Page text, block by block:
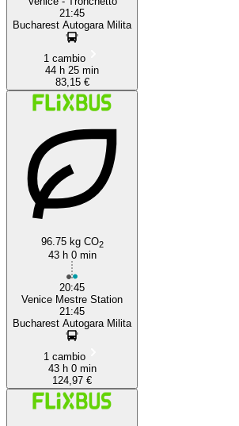
21:45
Bucharest Autogara Milita
1 cambio
44 h 25 min
83,15 €
96.75 kg CO2
43 h 0 min
20:45
Venice Mestre Station
21:45
Bucharest Autogara Milita
1 cambio
43 h 0 min
124,97 €